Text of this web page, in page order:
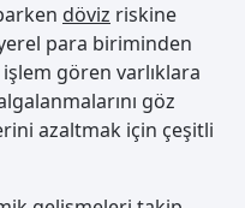
döviz riskine
para biriminden
gören varlıklara
göz
azaltmak için çeşitli